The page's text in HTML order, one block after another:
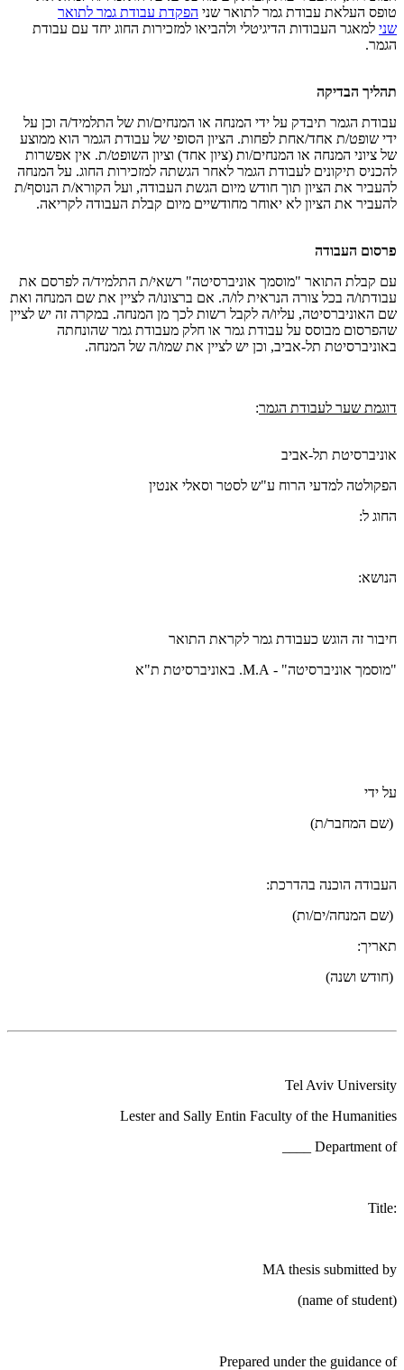
טופס העלאת עבודת גמר לתואר שני הפקדת עבודת גמר לתואר
שני למאגר העבודות הדיגיטלי ולהביאו למזכירות החוג יחד עם עבודת
הגמר.
תהליך הבדיקה
עבודת הגמר תיבדק על ידי המנחה או המנחים/ות של התלמיד/ה וכן על
ידי שופט/ת אחד/אחת לפחות. הציון הסופי של עבודת הגמר הוא ממוצע
של ציוני המנחה או המנחים/ות (ציון אחד) וציון השופט/ת. אין אפשרות
להכניס תיקונים לעבודת הגמר לאחר הגשתה למזכירות החוג. על המנחה
להעביר את הציון תוך חודש מיום הגשת העבודה, ועל הקורא/ת הנוסף/ת
להעביר את הציון לא יאוחר מחודשיים מיום קבלת העבודה לקריאה.
פרסום העבודה
עם קבלת התואר "מוסמך אוניברסיטה" רשאי/ת התלמיד/ה לפרסם את
עבודתו/ה בכל צורה הנראית לו/ה. אם ברצונו/ה לציין את שם המנחה ואת
שם האוניברסיטה, עליו/ה לקבל רשות לכך מן המנחה. במקרה זה יש לציין
שהפרסום מבוסס על עבודת גמר או חלק מעבודת גמר שהונחתה
באוניברסיטת תל-אביב, וכן יש לציין את שמו/ה של המנחה.
דוגמת שער לעבודת הגמר:
אוניברסיטת תל-אביב
הפקולטה למדעי הרוח ע"ש לסטר וסאלי אנטין
החוג ל:
הנושא:
חיבור זה הוגש כעבודת גמר לקראת התואר
"מוסמך אוניברסיטה" - M.A. באוניברסיטת ת"א
על ידי
(שם המחבר/ת)
העבודה הוכנה בהדרכת:
(שם המנחה/ים/ות)
תאריך:
(חודש ושנה)
Tel Aviv University
Lester and Sally Entin Faculty of the Humanities
Department of ____
:Title
MA thesis submitted by
(name of student)
Prepared under the guidance of